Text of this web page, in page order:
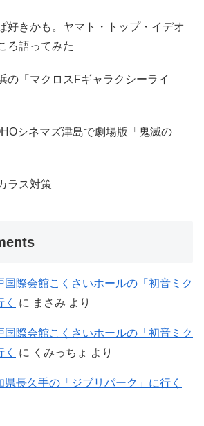
好きかも。ヤマト・トップ・イデオ
ろ語ってみた
の「マクロスFギャラクシーライ
シネマズ津島で劇場版「鬼滅の
ラス対策
国際会館こくさいホールの「初音ミク
に まさみ より
国際会館こくさいホールの「初音ミク
に くみっちょ より
長久手の「ジブリパーク」に行く